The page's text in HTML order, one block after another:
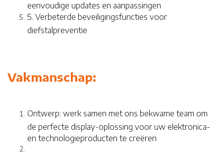
eenvoudige updates en aanpassingen
5. Verbeterde beveiligingsfuncties voor
diefstalpreventie
Vakmanschap:
Ontwerp: werk samen met ons bekwame team om
de perfecte display-oplossing voor uw elektronica-
en technologieproducten te creëren